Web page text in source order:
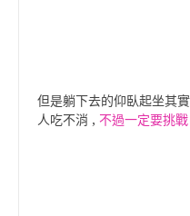
但是躺下去的仰臥起坐其
人吃不消 , 不過一定要挑